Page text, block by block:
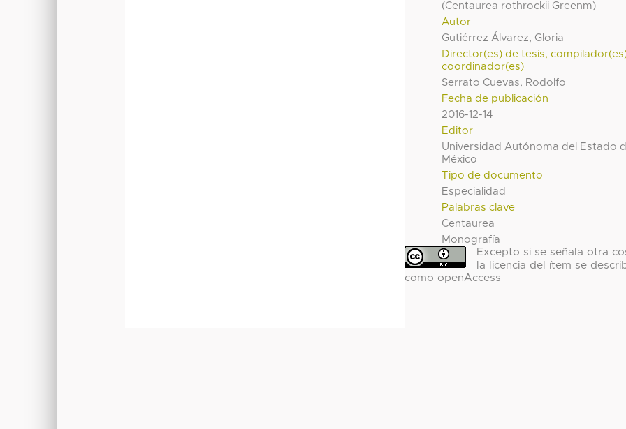
(Centaurea rothrockii Greenm)
Autor
Gutiérrez Álvarez, Gloria
Director(es) de tesis,
coordinador(es)
Serrato Cuevas, Rodolfo
Fecha de publicación
2016-12-14
Editor
Universidad Autónoma del Estado
México
Tipo de documento
Especialidad
Palabras clave
Centaurea
Monografía
Excepto si se señala otra
la licencia del ítem se
como openAccess